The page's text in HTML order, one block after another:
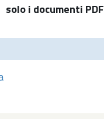
solo i documenti PDF